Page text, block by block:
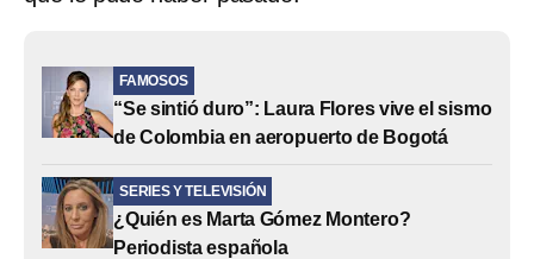
FAMOSOS
“Se sintió duro”: Laura Flores vive el sismo
de Colombia en aeropuerto de Bogotá
SERIES Y TELEVISIÓN
¿Quién es Marta Gómez Montero?
Periodista española